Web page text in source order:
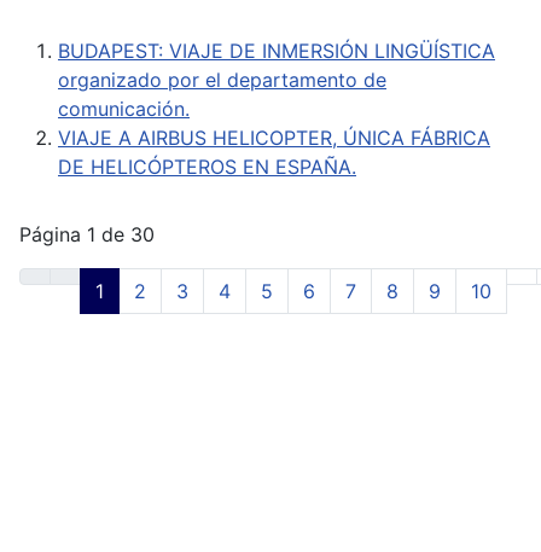
BUDAPEST: VIAJE DE INMERSIÓN LINGÜÍSTICA
organizado por el departamento de
comunicación.
VIAJE A AIRBUS HELICOPTER, ÚNICA FÁBRICA
DE HELICÓPTEROS EN ESPAÑA.
Página 1 de 30
1 2 3 4 5 6 7 8 9 10